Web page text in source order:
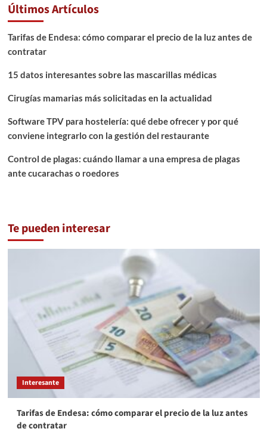
Últimos Artículos
Tarifas de Endesa: cómo comparar el precio de la luz antes de
contratar
15 datos interesantes sobre las mascarillas médicas
Cirugías mamarias más solicitadas en la actualidad
Software TPV para hostelería: qué debe ofrecer y por qué
conviene integrarlo con la gestión del restaurante
Control de plagas: cuándo llamar a una empresa de plagas
ante cucarachas o roedores
Te pueden interesar
Interesante
Tarifas de Endesa: cómo comparar el precio de la luz antes
de contratar